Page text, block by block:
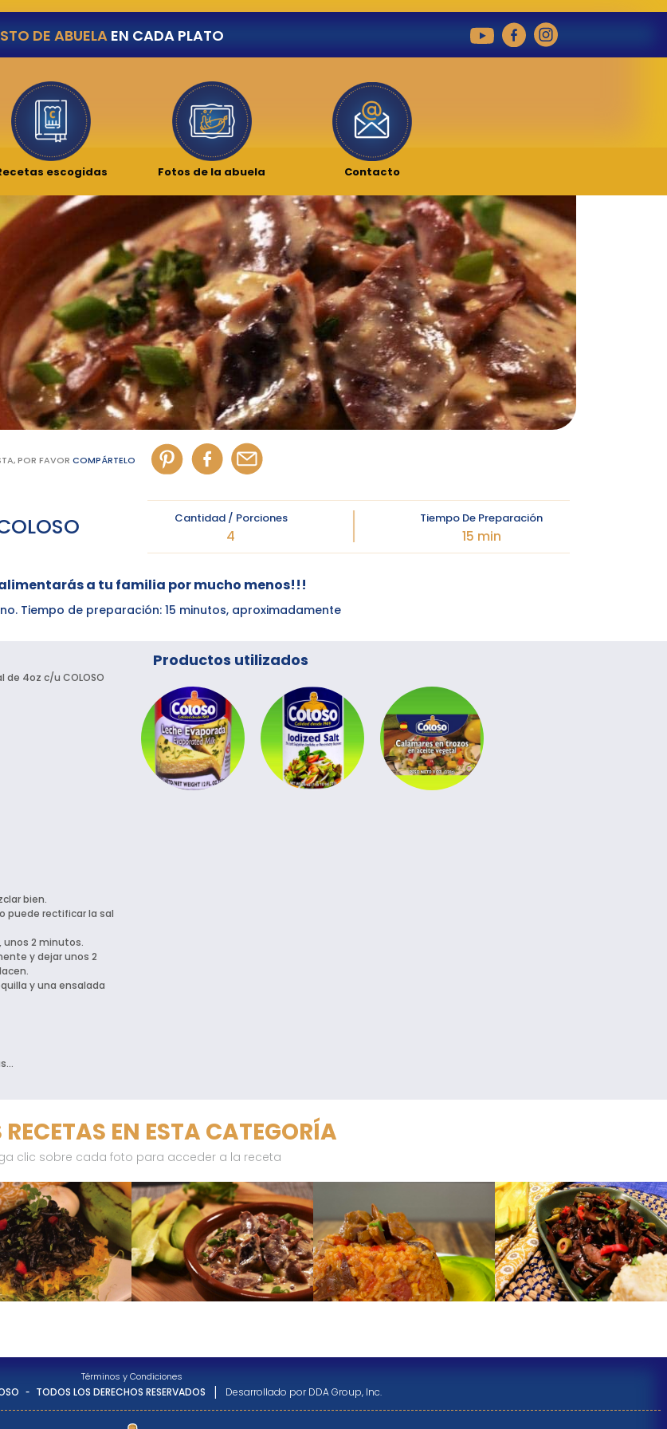
DE ABUELAEN CADA PLATO
escogidas Fotos de la abuela Contacto
POR FAVOR COMPÁRTELO
Cantidad / Porciones
4
Tiempo De Preparación
15 min
a tu familia por mucho menos!!!
Tiempo de preparación: 15 minutos, aproximadamente
4oz c/u COLOSO
bien.
puede rectificar la sal
unos 2 minutos.
y dejar unos 2
y una ensalada
Productos utilizados
EN ESTA CATEGORÍA
clic sobre cada foto para acceder a la receta
Términos y Condiciones
- TODOS LOS DERECHOS RESERVADOS | Desarrollado por DDA Group, Inc.